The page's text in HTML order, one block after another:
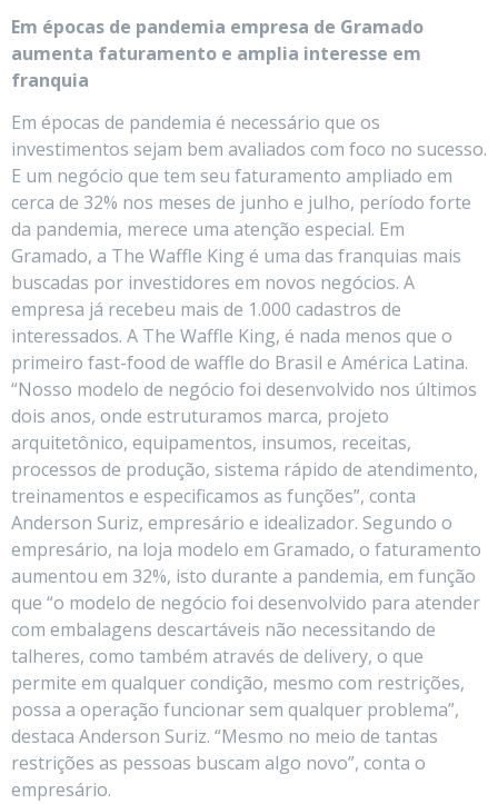
Em épocas de pandemia empresa de Gramado
aumenta faturamento e amplia interesse em
franquia
Em épocas de pandemia é necessário que os
investimentos sejam bem avaliados com foco no sucesso.
E um negócio que tem seu faturamento ampliado em
cerca de 32% nos meses de junho e julho, período forte
da pandemia, merece uma atenção especial. Em
Gramado, a The Waffle King é uma das franquias mais
buscadas por investidores em novos negócios. A
empresa já recebeu mais de 1.000 cadastros de
interessados. A The Waffle King, é nada menos que o
primeiro fast-food de waffle do Brasil e América Latina.
“Nosso modelo de negócio foi desenvolvido nos últimos
dois anos, onde estruturamos marca, projeto
arquitetônico, equipamentos, insumos, receitas,
processos de produção, sistema rápido de atendimento,
treinamentos e especificamos as funções”, conta
Anderson Suriz, empresário e idealizador. Segundo o
empresário, na loja modelo em Gramado, o faturamento
aumentou em 32%, isto durante a pandemia, em função
que “o modelo de negócio foi desenvolvido para atender
com embalagens descartáveis não necessitando de
talheres, como também através de delivery, o que
permite em qualquer condição, mesmo com restrições,
possa a operação funcionar sem qualquer problema”,
destaca Anderson Suriz. “Mesmo no meio de tantas
restrições as pessoas buscam algo novo”, conta o
empresário.